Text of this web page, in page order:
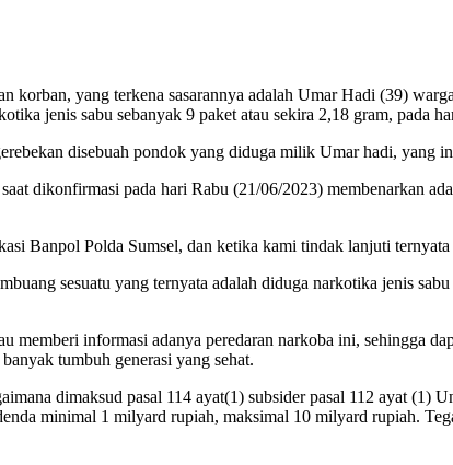
yang terkena sasarannya adalah Umar Hadi (39)
jenis sabu sebanyak 9 paket atau sekira 2,18 gram, pada
disebuah pondok yang diduga milik Umar hadi, yang
dikonfirmasi pada hari Rabu (21/06/2023) membenarkan
Banpol Polda Sumsel, dan ketika kami tindak lanjuti
sesuatu yang ternyata adalah diduga narkotika jenis
memberi informasi adanya peredaran narkoba ini, sehingga
tumbuh generasi yang sehat.
dimaksud pasal 114 ayat(1) subsider pasal 112 ayat (1)
minimal 1 milyard rupiah, maksimal 10 milyard rupiah.